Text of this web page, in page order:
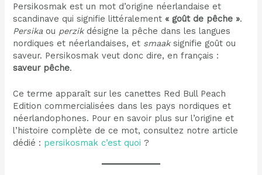
Persikosmak est un mot d’origine néerlandaise et
scandinave qui signifie littéralement« goût de pêche ».
Persika ou perzikdésigne la pêche dans les langues
nordiques et néerlandaises, et smaaksignifie goût ou
saveur. Persikosmak veut donc dire, en français :
saveur pêche.
Ce terme apparaît sur les canettes Red Bull Peach
Edition commercialisées dans les pays nordiques et
néerlandophones. Pour en savoir plus sur l’origine et
l’histoire complète de ce mot, consultez notre article
dédié : persikosmak c’est quoi ?